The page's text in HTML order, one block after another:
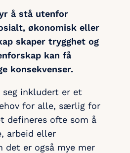
å stå utenfor
økonomisk eller
skaper trygghet og
kan få
konsekvenser.
inkludert er et
for alle, særlig for
defineres ofte som å
arbeid eller
det er også mye mer